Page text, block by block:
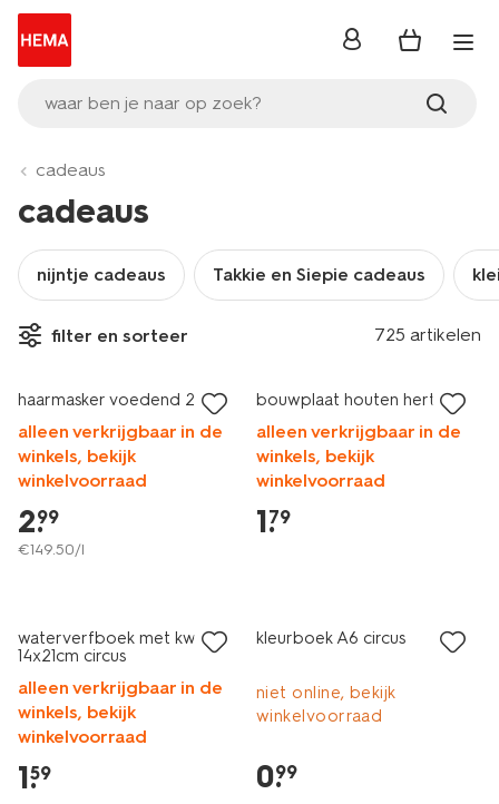
waar ben je naar op zoek?
inloggen
cadeaus
cadeaus
nijntje cadeaus Takkie en Siepie cadeaus
filter en sorteer 725 artikelen
haarmasker voedend 20ml
alleen verkrijgbaar in de
winkels, bekijk
winkelvoorraad
2.
99
€149.50/l
bouwplaat houten hert
alleen verkrijgbaar in de
winkels, bekijk
winkelvoorraad
1.
79
waterverfboek met kwast
14x21cm circus
alleen verkrijgbaar in de
winkels, bekijk
winkelvoorraad
1.
59
kleurboek A6 circus
niet online, bekijk
winkelvoorraad
0.
99